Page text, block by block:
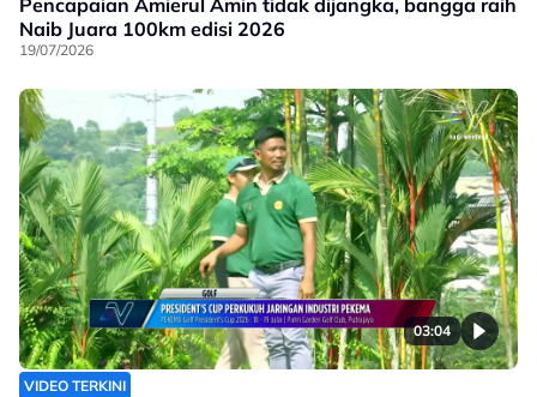
Pencapaian Amierul Amin tidak dijangka, bangga raih
Naib Juara 100km edisi 2026
19/07/2026
03:04
VIDEO TERKINI